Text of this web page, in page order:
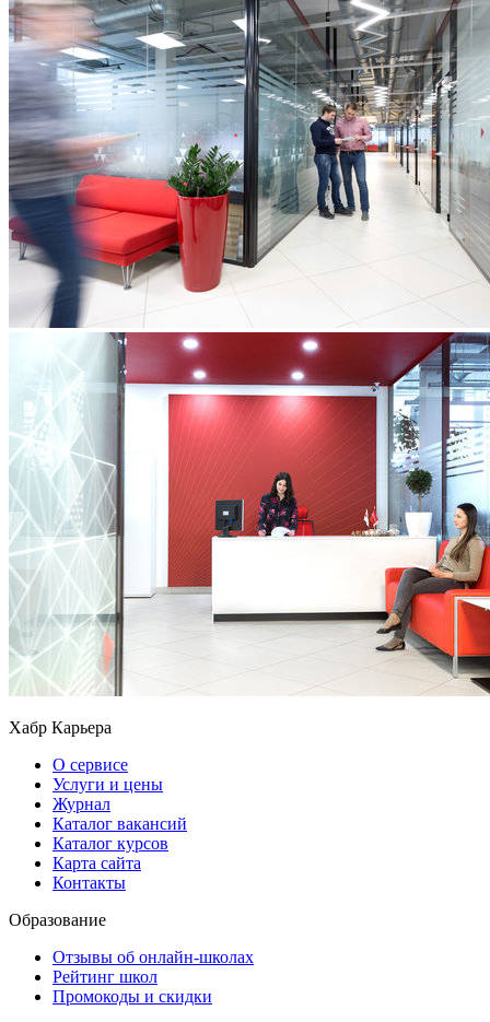
Хабр Карьера
О сервисе
Услуги и цены
Журнал
Каталог вакансий
Каталог курсов
Карта сайта
Контакты
Образование
Отзывы об онлайн-школах
Рейтинг школ
Промокоды и скидки